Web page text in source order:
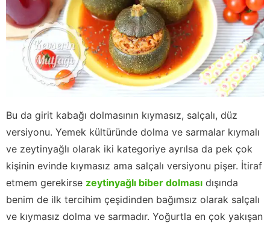
Bu da girit kabağı dolmasının kıymasız, salçalı, düz
versiyonu. Yemek kültüründe dolma ve sarmalar kıymalı
ve zeytinyağlı olarak iki kategoriye ayrılsa da pek çok
kişinin evinde kıymasız ama salçalı versiyonu pişer. İtiraf
etmem gerekirse zeytinyağlı biber dolması dışında
benim de ilk tercihim çeşidinden bağımsız olarak salçalı
ve kıymasız dolma ve sarmadır. Yoğurtla en çok yakışan